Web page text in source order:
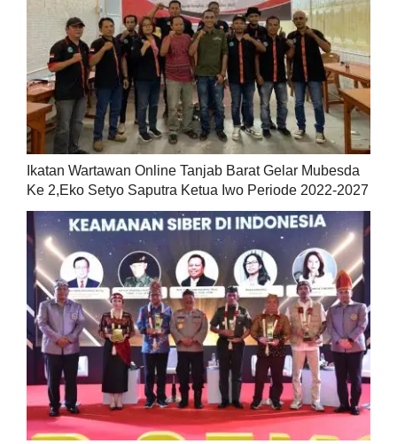
Ikatan Wartawan Online Tanjab Barat Gelar Mubesda
Ke 2,Eko Setyo Saputra Ketua Iwo Periode 2022-2027